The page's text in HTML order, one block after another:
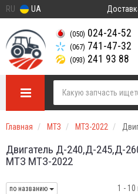
RU UA
(050) 024-24-52
(067) 741-47-32
(093) 241 93 88
Главная МТЗ МТЗ-2022
Двигатель Д-240,Д-245,Д-
МТЗ МТЗ-2022
по названию 1 - 10